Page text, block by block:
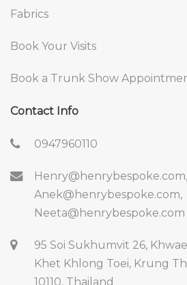
Fabrics
Book Your Visits
Book a Trunk Show
Contact Info
0947960110
Henry@henrybespoke.com,
Anek@henrybespoke.com,
Neeta@henrybespoke.com
95 Soi Sukhumvit 26,
Khet Khlong Toei, Krung
10110, Thailand